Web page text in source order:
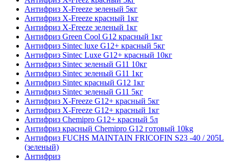
Антифриз X-Freeze зеленый 5кг
Антифриз X-Freeze красный 1кг
Антифриз X-Freeze зеленый 1кг
Антифриз Green Cool G12 красный 1кг
Антифриз Sintec luxe G12+ красный 5кг
Антифриз Sintec Luxe G12+ красный 10кг
Антифриз Sintec зеленый G11 10кг
Антифриз Sintec зеленый G11 1кг
Антифриз Sintec красный G12 1кг
Антифриз Sintec зеленый G11 5кг
Антифриз X-Freeze G12+ красный 5кг
Антифриз X-Freeze G12+ красный 1кг
Антифриз Chemipro G12+ красный 5л
Антифриз красный Chemipro G12 готовый 10kg
Антифриз FUCHS MAINTAIN FRICOFIN S23 -40 / 205L
(зеленый)
Антифриз